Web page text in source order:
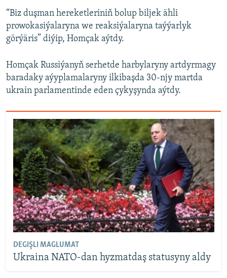
“Biz duşman hereketleriniň bolup biljek ähli
prowokasiýalaryna we reaksiýalaryna taýýarlyk
görýäris” diýip, Homçak aýtdy.
Homçak Russiýanyň serhetde harbylaryny artdyrmagy
baradaky aýyplamalaryny ilkibaşda 30-njy martda
ukrain parlamentinde eden çykyşynda aýtdy.
DEGIŞLI MAGLUMAT
Ukraina NATO-dan hyzmatdaş statusyny aldy